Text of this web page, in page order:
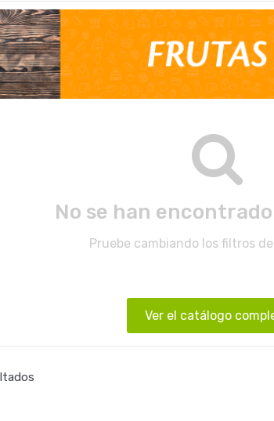
No se han
Pruebe cambiando los filtros
Ver el catálogo